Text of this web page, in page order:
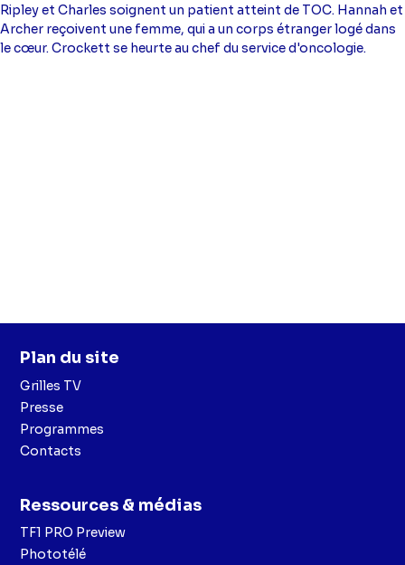
Ripley et Charles soignent un patient atteint de TOC. Hannah et
Archer reçoivent une femme, qui a un corps étranger logé dans
le cœur. Crockett se heurte au chef du service d'oncologie.
Plan du site
Grilles TV
Presse
Programmes
Contacts
Ressources & médias
TF1 PRO Preview
Phototélé